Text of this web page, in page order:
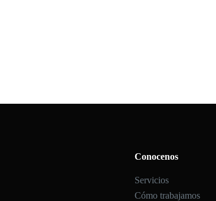
Conocenos
Servicios
Cómo trabajamos